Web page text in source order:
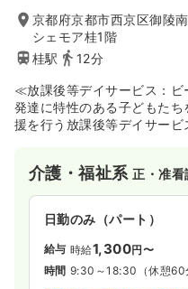
京都府京都市西京区御陵
シェモア桂1階
桂駅
12分
≪放課後等デイサービス：
発達に特性のある子どもた
援を行う放課後等デイサー
での活動だけでなく、お出
たちが社会性を育むための
子どもたちの成長を間近で
感しやすい環境が整っていま
介護・福祉系正・准看
日勤のみ（パート）
給与 時給1,300円〜
時間 9:30～18:30 （休憩60